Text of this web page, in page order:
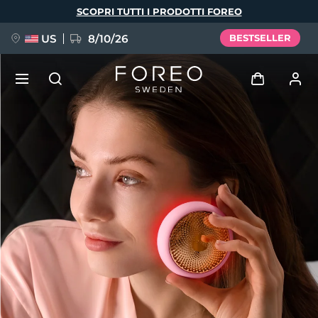
SCOPRI TUTTI I PRODOTTI FOREO
US 8/10/26 BESTSELLER
Accedi
Profilo utente
I miei dispositivi
I miei ordini
I miei indirizzi
I miei abbonamenti
NUOVO
FAQ™ Pure Beauty-Tech Elixir
BREAKING NEWS
issa™ Teeth Whitening Set
Lingua
Deutsch
Español
Français
Italiano
Português
Polski
Svenska
Русский
Türkçe
简体中文 繁體中文